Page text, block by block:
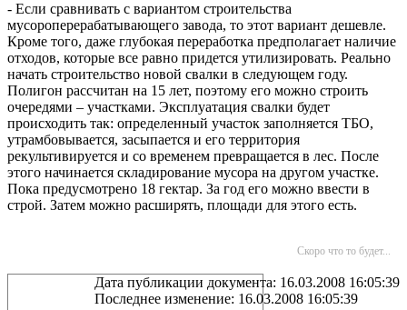
- Если сравнивать с вариантом строительства
мусороперерабатывающего завода, то этот вариант дешевле.
Кроме того, даже глубокая переработка предполагает наличие
отходов, которые все равно придется утилизировать. Реально
начать строительство новой свалки в следующем году.
Полигон рассчитан на 15 лет, поэтому его можно строить
очередями – участками. Эксплуатация свалки будет
происходить так: определенный участок заполняется ТБО,
утрамбовывается, засыпается и его территория
рекультивируется и со временем превращается в лес. После
этого начинается складирование мусора на другом участке.
Пока предусмотрено 18 гектар. За год его можно ввести в
строй. Затем можно расширять, площади для этого есть.
Скоро что то будет...
Дата публикации документа: 16.03.2008 16:05:39
Последнее изменение: 16.03.2008 16:05:39